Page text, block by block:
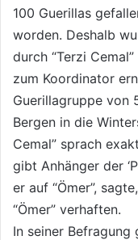
100 Guerillas
worden. Deshalb
durch “Terzi
zum Koordinator
Guerillagruppe von
Bergen in die
Cemal” sprach
gibt Anhänger der
er auf “Ömer”,
“Ömer” verhaften.
In seiner Befragung